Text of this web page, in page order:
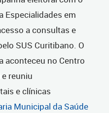
Especialidades em
a consultas e
SUS Curitibano. O
aconteceu no Centro
reuniu
e clínicas
Municipal da Saúde